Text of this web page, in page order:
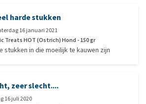
harde stukken
16 januari 2021
Treats HOT (Ostrich) Hond - 150 gr
stukken in die moeilijk te kauwen zijn
zeer slecht....
16 juli 2020